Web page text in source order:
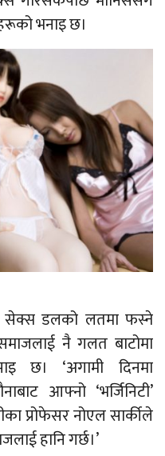
भनाइ छ।
सेक्स डलको लतमा फस्ने
नै गलत बाटोमा
छ। ‘अगामी दिनमा
आफ्नो ‘भर्जिनिटी’
प्रोफेसर नोएल सार्कीले
हानि गर्छ।’